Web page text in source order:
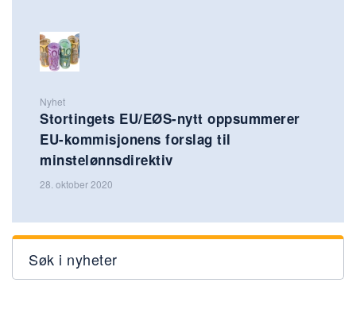
Nyhet
Stortingets EU/EØS-nytt oppsummerer
EU-kommisjonens forslag til
minstelønnsdirektiv
28. oktober 2020
Søk i nyheter